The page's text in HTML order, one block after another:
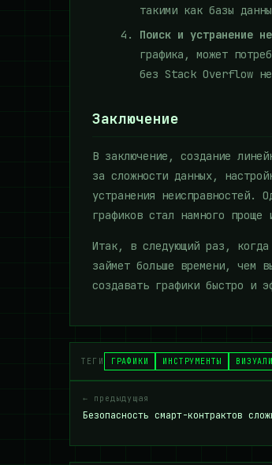
такими как базы
Поиск и устранение
графика, может
без Stack Overflow
Заключение
В заключение, создание
за сложности данных,
устранения неисправностей.
графиков стал намного проще
Итак, в следующий раз, когда
займет больше времени, чем
создавать графики быстро и
ТЕГИ ГРАФИКИ ИНСТРУМЕНТЫ
← предыдущая
Безопасность смарт-контрактов